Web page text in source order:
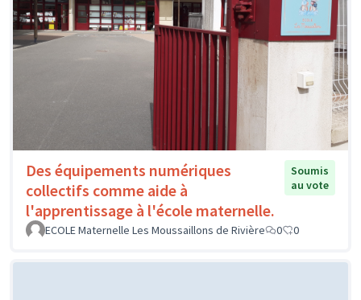
Des équipements numériques
collectifs comme aide à
l'apprentissage à l'école maternelle.
Soumis
au vote
ECOLE Maternelle Les Moussaillons de Rivière 0 0